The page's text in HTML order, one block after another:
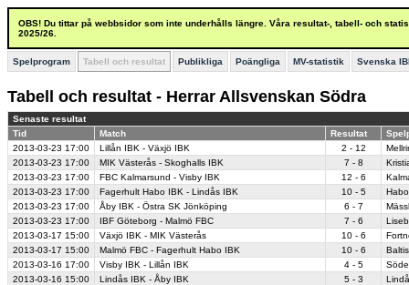
OBS! Du tittar på webbsidor som inte underhålls längre. Våra resultat-, tabell- och
2025/26.
Spelprogram Tabell och resultat Publikliga Poängliga MV-statistik Svenska
Tabell och resultat - Herrar Allsvenskan Södra
Senaste resultat
Tid
Match Resultat
2013-03-23 17:00 Lillån IBK - Växjö IBK 2 - 12
2013-03-23 17:00 MIK Västerås - Skoghalls IBK 7 - 8
2013-03-23 17:00 FBC Kalmarsund - Visby IBK 12 - 6
2013-03-23 17:00 Fagerhult Habo IBK - Lindås IBK 10 - 5
2013-03-23 17:00 Åby IBK - Östra SK Jönköping 6 - 7
2013-03-23 17:00 IBF Göteborg - Malmö FBC 7 - 6
2013-03-17 15:00 Växjö IBK - MIK Västerås 10 - 6
2013-03-17 15:00 Malmö FBC - Fagerhult Habo IBK 10 - 6
2013-03-16 17:00 Visby IBK - Lillån IBK 4 - 5
2013-03-16 15:00 Lindås IBK - Åby IBK 5 - 3